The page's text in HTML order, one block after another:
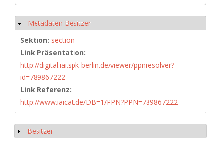
Hide
Metadaten Besitzer
Sektion: section
Link Präsentation:
http://digital.iai.spk-berlin.de/viewer/ppnresolver?
id=789867222
Link Referenz:
http://www.iaicat.de/DB=1/PPN?PPN=789867222
Show
Besitzer